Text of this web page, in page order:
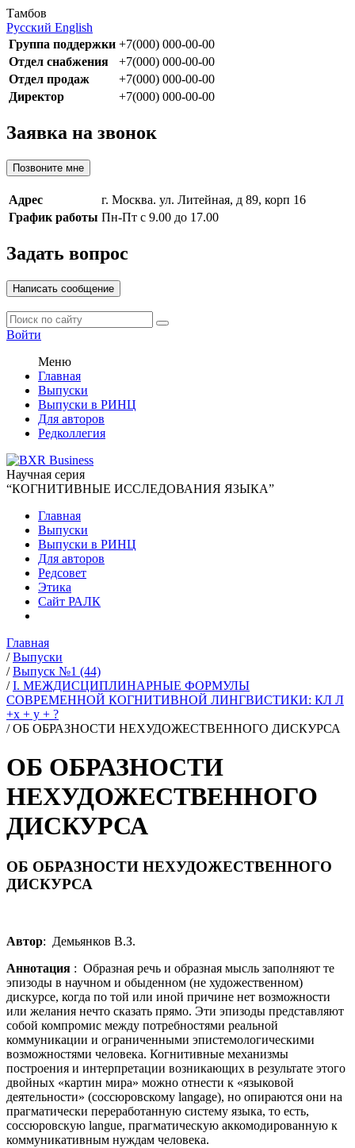
Тамбов
Русский English
Группа поддержки +7(000) 000-00-00
Отдел снабжения
+7(000) 000-00-00
Отдел продаж
+7(000) 000-00-00
Директор
+7(000) 000-00-00
Заявка на звонок
Позвоните мне
Адрес
г. Москва. ул. Литейная, д 89, корп 16
График работы Пн-Пт с 9.00 до 17.00
Задать вопрос
Написать сообщение
Войти
Меню
Главная
Выпуски
Выпуски в РИНЦ
Для авторов
Редколлегия
Научная серия
“КОГНИТИВНЫЕ ИССЛЕДОВАНИЯ ЯЗЫКА”
Главная
Выпуски
Выпуски в РИНЦ
Для авторов
Редсовет
Этика
Сайт РАЛК
Главная
/ Выпуски
/ Выпуск №1 (44)
/ I. МЕЖДИСЦИПЛИНАРНЫЕ ФОРМУЛЫ
СОВРЕМЕННОЙ КОГНИТИВНОЙ ЛИНГВИСТИКИ: КЛ Л
+x + y + ?
/ ОБ ОБРАЗНОСТИ НЕХУДОЖЕСТВЕННОГО ДИСКУРСА
ОБ ОБРАЗНОСТИ
НЕХУДОЖЕСТВЕННОГО
ДИСКУРСА
ОБ ОБРАЗНОСТИ НЕХУДОЖЕСТВЕННОГО
ДИСКУРСА
Автор: Демьянков В.З.
Аннотация : Образная речь и образная мысль заполняют те
эпизоды в научном и обыденном (не художественном)
дискурсе, когда по той или иной причине нет возможности
или желания нечто сказать прямо. Эти эпизоды представляют
собой компромис между потребностями реальной
коммуникации и ограниченными эпистемологическими
возможностями человека. Когнитивные механизмы
построения и интерпретации возникающих в результате этого
двойных «картин мира» можно отнести к «языковой
деятельности» (соссюровскому langage), но опираются они на
прагматически переработанную систему языка, то есть,
соссюровскую langue, прагматическую аккомодированную к
коммуникативным нуждам человека.